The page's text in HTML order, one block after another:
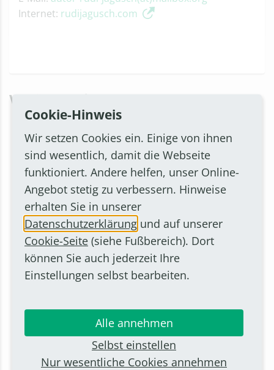
Internet: rudijagusch.com
Veröffentlichungen
Krimi "Todesquelle" - Vorgebirgs Krimi, Emons-Verlag Köln
2010, ISBN-13: 978-3-89705-755-5 Im Herzen von Bornheim
geht die Angst um. Der alteingesessene Besitzer der
Felsquelle wird tot aufgefunden. War es Mord oder nur ein
Unfall? Der Kölner Kommissar Stephan Tries nimmt die
Leidenschaft und menschlichen Tragödien. In diesem Fall
stößt allerdings auch er an seine persönlichen Grenzen.
Cookie-Hinweis
Wir setzen Cookies ein. Einige von ihnen
sind wesentlich, damit die Webseite
funktioniert. Andere helfen, unser Online-
Angebot stetig zu verbessern. Hinweise
erhalten Sie in unserer
Datenschutzerklärung und auf unserer
Cookie-Seite (siehe Fußbereich). Dort
können Sie auch jederzeit Ihre
Einstellungen selbst bearbeiten.
Alle annehmen
Selbst einstellen
Nur wesentliche Cookies annehmen